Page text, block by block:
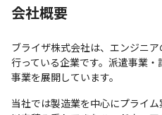
会社概要
ブライザ株式会社は、エンジニ
行っている企業です。派遣事業
事業を展開しています。
当社では製造業を中心にプライ